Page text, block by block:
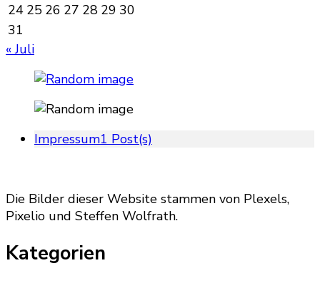
24 25 26 27 28 29 30
31
« Juli
Impressum1 Post(s)
Die Bilder dieser Website stammen von Plexels,
Pixelio und Steffen Wolfrath.
Kategorien